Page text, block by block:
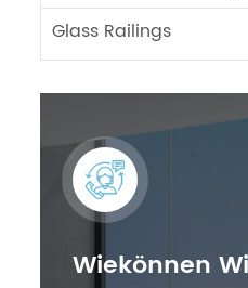
Glass Railings
Wiekönnen